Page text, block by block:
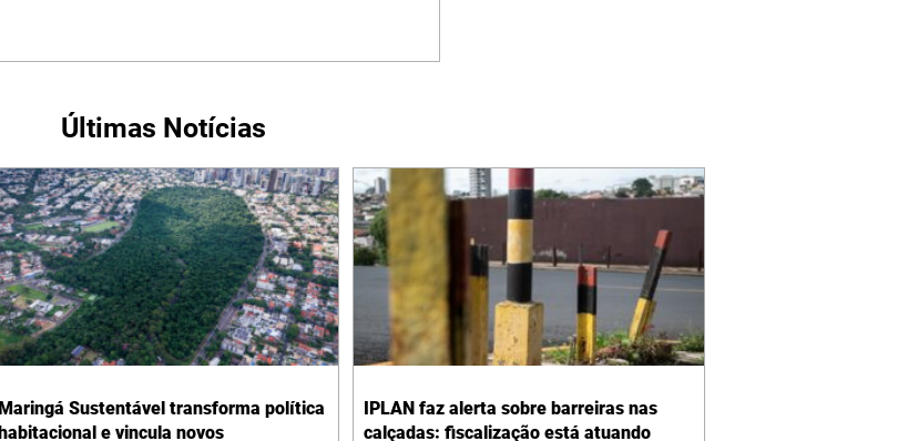
Últimas Notícias
Maringá Sustentável transforma política
habitacional e vincula novos
IPLAN faz alerta sobre barreiras nas
calçadas: fiscalização está atuando